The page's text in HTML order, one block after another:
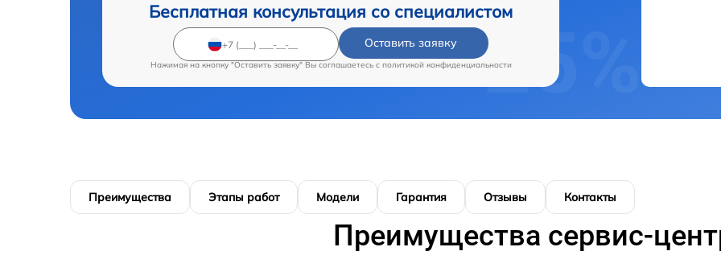
Бесплатная консультация со специалистом
Оставить заявку
Нажимая на кнопку "Оставить заявку" Вы соглашаетесь c политикой конфиденциальности
Преимущества Этапы работ Модели Гарантия Отзывы Контакты
Преимущества сервис-